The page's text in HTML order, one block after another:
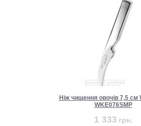
Ніж чищення овочів 7,5 см
WKE076SMP
1 333 грн.